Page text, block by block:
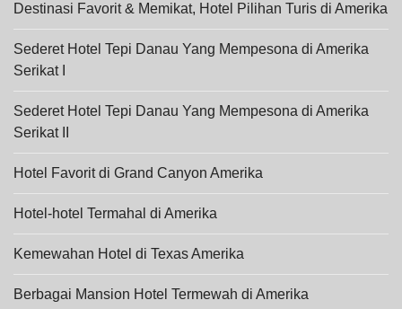
Destinasi Favorit & Memikat, Hotel Pilihan Turis di Amerika
Sederet Hotel Tepi Danau Yang Mempesona di Amerika
Serikat I
Sederet Hotel Tepi Danau Yang Mempesona di Amerika
Serikat II
Hotel Favorit di Grand Canyon Amerika
Hotel-hotel Termahal di Amerika
Kemewahan Hotel di Texas Amerika
Berbagai Mansion Hotel Termewah di Amerika